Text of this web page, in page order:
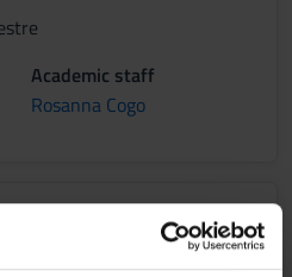
Academic staff
Rosanna Cogo
NEUROLOGICA